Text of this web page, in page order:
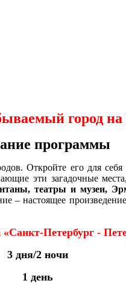
город на
программы
Откройте его для себя
эти загадочные
театры и музеи,
настоящее
«Санкт-Петербург -
3 дня/2 ночи
1 день